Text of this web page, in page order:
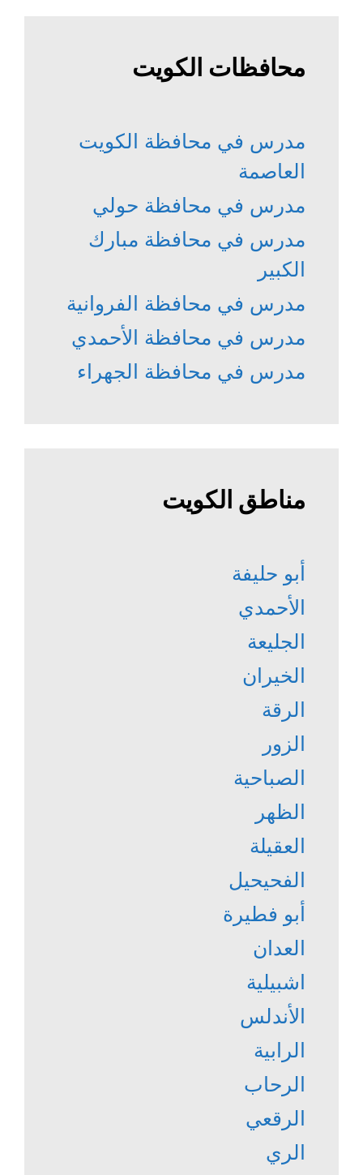
محافظات الكويت
مدرس في محافظة الكويت
العاصمة
مدرس في محافظة حولي
مدرس في محافظة مبارك
الكبير
مدرس في محافظة الفروانية
مدرس في محافظة الأحمدي
مدرس في محافظة الجهراء
مناطق الكويت
أبو حليفة
الأحمدي
الجليعة
الخيران
الرقة
الزور
الصباحية
الظهر
العقيلة
الفحيحيل
أبو فطيرة
العدان
اشبيلية
الأندلس
الرابية
الرحاب
الرقعي
الري